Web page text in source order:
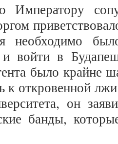
Императору
необходимо
войти в
было
к откровенной
он
банды,